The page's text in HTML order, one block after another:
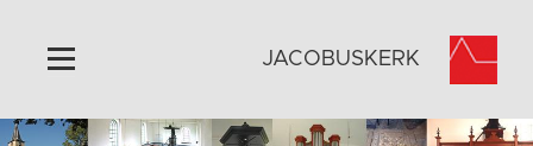
JACOBUSKERK